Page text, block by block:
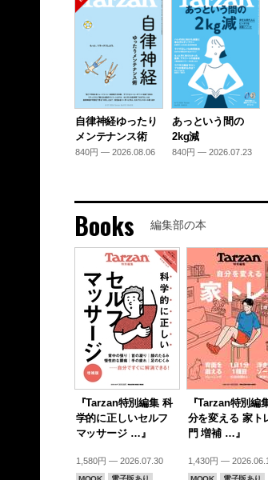
自律神経ゆったり
メンテナンス術
840円 — 2026.08.06
あっという間の
2kg減
840円 — 2026.07.23
Books 編集部の本
『Tarzan特別編集 科
学的に正しいセルフ
マッサージ …』
1,580円 — 2026.07.30
『Tarzan特別編
分を変える 家ト
門 増補 …』
1,430円 —